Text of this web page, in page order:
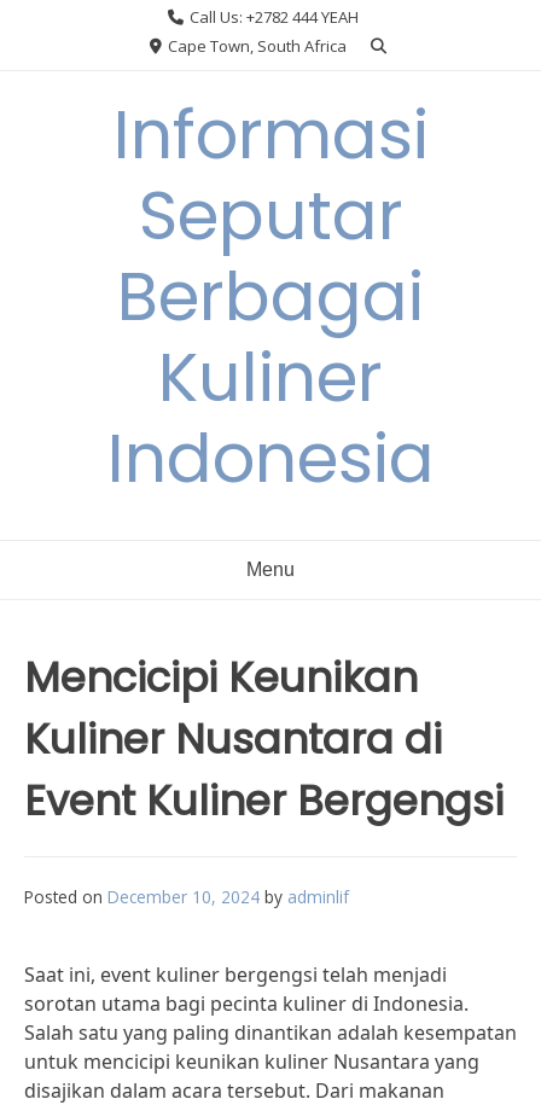
Call Us: +2782 444 YEAH
Cape Town, South Africa
Informasi
Seputar
Berbagai
Kuliner
Indonesia
Menu
Mencicipi Keunikan
Kuliner Nusantara di
Event Kuliner Bergengsi
Posted on December 10, 2024 by adminlif
Saat ini, event kuliner bergengsi telah menjadi
sorotan utama bagi pecinta kuliner di Indonesia.
Salah satu yang paling dinantikan adalah kesempatan
untuk mencicipi keunikan kuliner Nusantara yang
disajikan dalam acara tersebut. Dari makanan